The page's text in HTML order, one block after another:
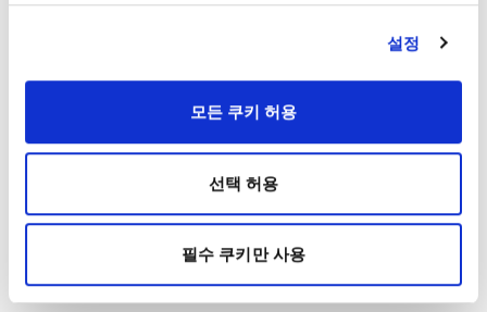
설정
모든 쿠키 허용
선택 허용
필수 쿠키만 사용